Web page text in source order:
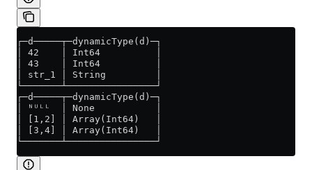
┌─d─────┬─dynamicType(d)─┐
│ 42    │ Int64          │
│ 43    │ Int64          │
│ str_1 │ String         │
└───────┴────────────────┘
┌─d─────┬─dynamicType(d)─┐
│ ᴺᵁᴸᴸ  │ None           │
│ [1,2] │ Array(Int64)   │
│ [3,4] │ Array(Int64)   │
└───────┴────────────────┘